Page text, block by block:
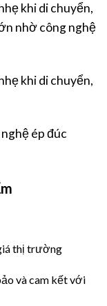
khi di chuyển,
nhờ công nghệ
khi di chuyển,
ép đúc
thị trường
và cam kết với